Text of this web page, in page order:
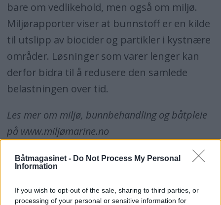
Båtmagasinet - Do Not Process My Personal
Information
If you wish to opt-out of the sale, sharing to third parties, or
processing of your personal or sensitive information for
bare om vedlikehold, men også om miljø.
Miljørapporter viser at bunnstoff er en kilde
til utslipp av biocider og partikler i kystnære
områder. Løsninger som varer lenger kan
derfor bidra til å redusere den samlede
belastningen over tid.
Les mer om miljø, bunnbehandling og båtpleie
på www.miljømarine.no
Fordeler og begrensninger
Fordeler